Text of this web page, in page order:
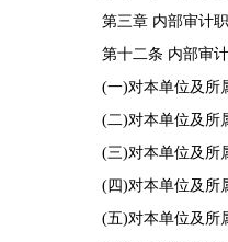
第三章 内部审计职
第十二条 内部审计
(一)对本单位及所属
(二)对本单位及所属
(三)对本单位及所属
(四)对本单位及所属
(五)对本单位及所属